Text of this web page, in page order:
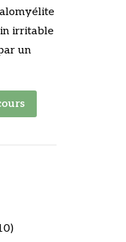
irritable
un